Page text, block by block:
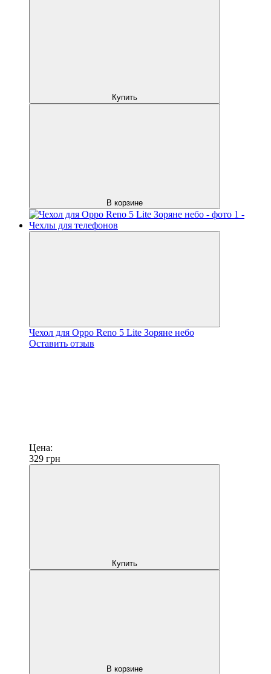
Купить
В корзине
Чехол для Oppo Reno 5 Lite Зоряне небо
Оставить отзыв
Цена:
329 грн
Купить
В корзине